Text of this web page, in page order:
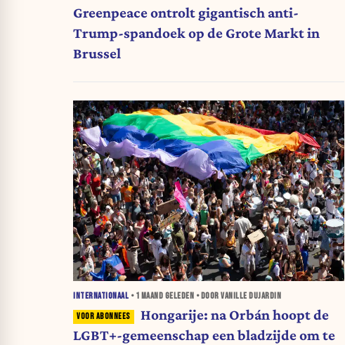
Greenpeace ontrolt gigantisch anti-
Trump-spandoek op de Grote Markt in
Brussel
INTERNATIONAAL • 1 MAAND GELEDEN • DOOR VANILLE DUJARDIN
Hongarije: na Orbán hoopt de
LGBT+-gemeenschap een bladzijde om te